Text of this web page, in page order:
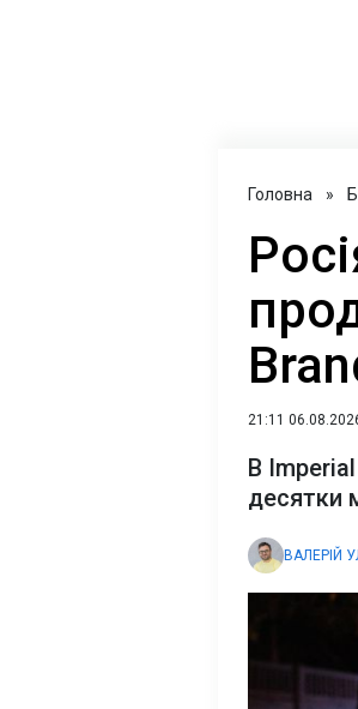
Головна »
21:11
В Imperial
десятки
ВАЛЕРІЙ